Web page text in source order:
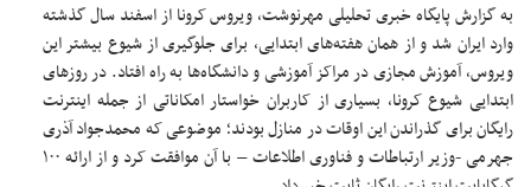
به گزارش پایگاه خبری تحلیلی مهرنوشت، ویروس کرونا از اسفند سال گذشته
وارد ایران شد و از همان هفته‌های ابتدایی، برای جلوگیری از شیوع بیشتر این
ویروس، آموزش مجازی در مراکز آموزشی و دانشگاه‌ها به راه افتاد. در روزهای
ابتدایی شیوع کرونا، بسیاری از کاربران خواستار امکاناتی از جمله اینترنت
رایگان برای گذراندن این اوقات در منازل بودند؛ موضوعی که محمدجواد آذری
جهرمی -وزیر ارتباطات و فناوری اطلاعات – با آن موافقت کرد و از ارائه ۱۰۰